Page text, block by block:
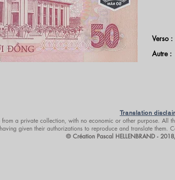
Verso :
Autre :
Translation
a private collection, with no economic or other purpose. All
given their authorizations to reproduce and translate them.
© Création Pascal HELLENBRAND -